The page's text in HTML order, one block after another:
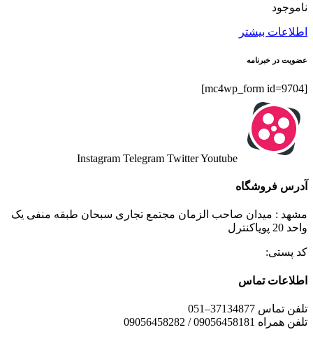
ناموجود
اطلاعات بیشتر
عضویت در خبرنامه
[mc4wp_form id=9704]
Instagram Telegram TwitterYoutube
آدرس فروشگاه
مشهد : میدان صاحب الزمان مجتمع تجاری سبحان طبقه منفی یک
واحد 20 پویاکنترل
کد پستی:
اطلاعات تماس
تلفن تماس 37134877–051
تلفن همراه 09056458181 / 09056458282